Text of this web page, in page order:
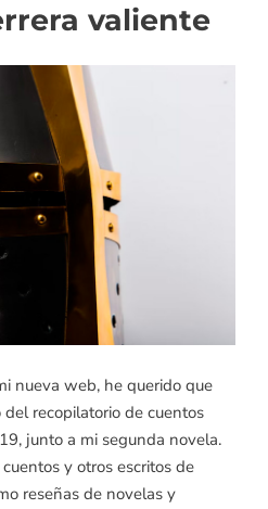
valiente
nueva web, he querido que
recopilatorio de cuentos
junto a mi segunda novela.
y otros escritos de
reseñas de novelas y